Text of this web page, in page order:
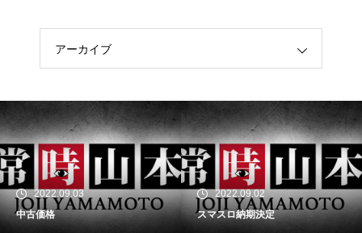
アーカイブ
2022.09.03
中古価格
2022.09.02
スマスロ納期決定